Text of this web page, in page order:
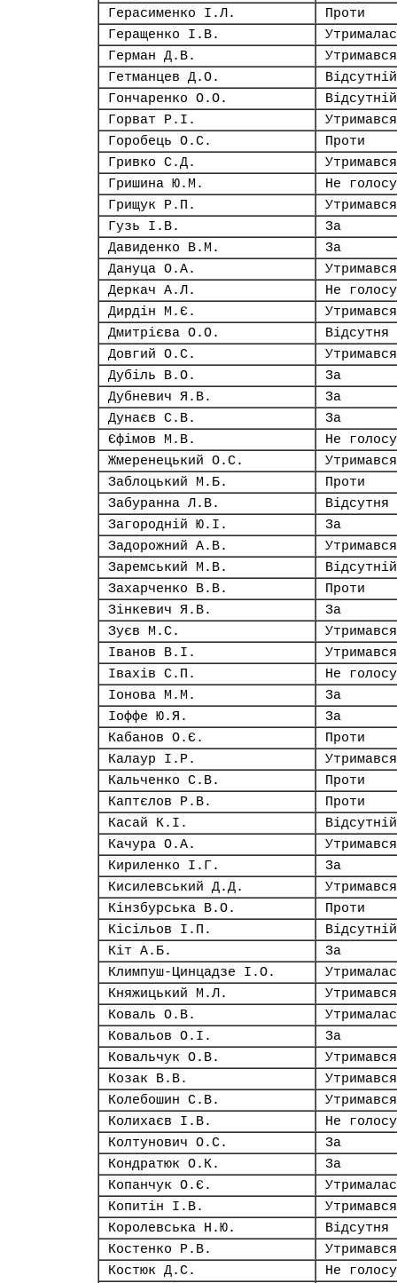
Герасименко І.Л.
Проти
Геращенко І.В.
Герман Д.В.
Утримався
Гетманцев Д.О.
Відсутній
Гончаренко О.О.
Відсутній
Горват Р.І.
Утримався
Горобець О.С.
Проти
Гривко С.Д.
Утримався
Гришина Ю.М.
Не
Грищук Р.П.
Утримався
Гузь І.В.
За
Давиденко В.М.
За
Дануца О.А.
Утримався
Деркач А.Л.
Не
Дирдін М.Є.
Утримався
Дмитрієва О.О.
Відсутня
Довгий О.С.
Утримався
Дубіль В.О.
За
Дубневич Я.В.
За
Дунаєв С.В.
За
Єфімов М.В.
Не
Жмеренецький О.С.
Утримався
Заблоцький М.Б.
Проти
Забуранна Л.В.
Відсутня
Загородній Ю.І.
За
Задорожний А.В.
Утримався
Заремський М.В.
Відсутній
Захарченко В.В.
Проти
Зінкевич Я.В.
За
Зуєв М.С.
Утримався
Іванов В.І.
Утримався
Івахів С.П.
Не
Іонова М.М.
За
Іоффе Ю.Я.
За
Кабанов О.Є.
Проти
Калаур І.Р.
Утримався
Кальченко С.В.
Проти
Каптєлов Р.В.
Проти
Касай К.І.
Відсутній
Качура О.А.
Утримався
Кириленко І.Г.
За
Кисилевський Д.Д.
Утримався
Кінзбурська В.О.
Проти
Кісільов І.П.
Відсутній
Кіт А.Б.
За
Климпуш-Цинцадзе І.О.
Княжицький М.Л.
Утримався
Коваль О.В.
Ковальов О.І.
За
Ковальчук О.В.
Утримався
Козак В.В.
Утримався
Колебошин С.В.
Утримався
Колихаєв І.В.
Не
Колтунович О.С.
За
Кондратюк О.К.
За
Копанчук О.Є.
Копитін І.В.
Утримався
Королевська Н.Ю.
Відсутня
Костенко Р.В.
Утримався
Костюк Д.С.
Не